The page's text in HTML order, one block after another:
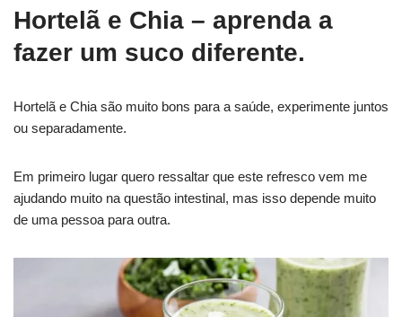
Hortelã e Chia – aprenda a
fazer um suco diferente.
Hortelã e Chia são muito bons para a saúde, experimente juntos
ou separadamente.
Em primeiro lugar quero ressaltar que este refresco vem me
ajudando muito na questão intestinal, mas isso depende muito
de uma pessoa para outra.